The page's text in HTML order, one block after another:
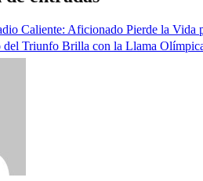
Caliente: Aficionado Pierde la Vida
Triunfo Brilla con la Llama